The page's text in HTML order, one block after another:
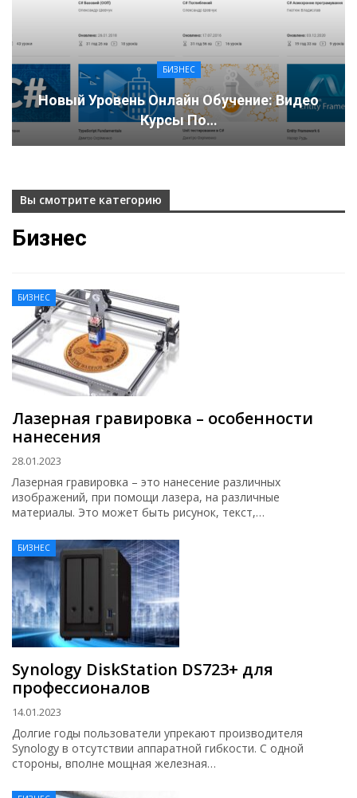
БИЗНЕС
Новый Уровень Онлайн Обучение: Видео
Курсы По…
Вы смотрите категорию
Бизнес
БИЗНЕС
Лазерная гравировка – особенности
нанесения
28.01.2023
Лазерная гравировка – это нанесение различных
изображений, при помощи лазера, на различные
материалы. Это может быть рисунок, текст,…
БИЗНЕС
Synology DiskStation DS723+ для
профессионалов
14.01.2023
Долгие годы пользователи упрекают производителя
Synology в отсутствии аппаратной гибкости. С одной
стороны, вполне мощная железная…